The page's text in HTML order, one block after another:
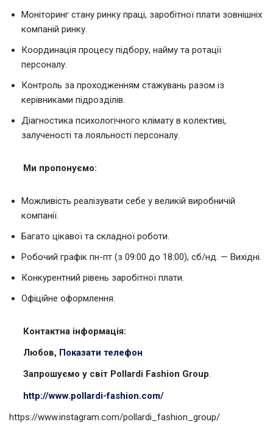
Моніторинг стану ринку праці, заробітної плати зовнішніх
компаній ринку.
Координація процесу підбору, найму та ротації
персоналу.
Контроль за проходженням стажувань разом із
керівниками підрозділів.
Діагностика психологічного клімату в колективі,
залученості та лояльності персоналу.
Ми пропонуємо:
Можливість реалізувати себе у великій виробничій
компанії.
Багато цікавої та складної роботи.
Робочий графік пн-пт (з 09:00 до 18:00), сб/нд. — Вихідні.
Конкурентний рівень заробітної плати.
Офіційне оформлення.
Контактна інформація:
Любов, Показати телефон
Запрошуємо у світ Pollardi Fashion Group.
http://www.pollardi-fashion.com/
https://www.instagram.com/pollardi_fashion_group/